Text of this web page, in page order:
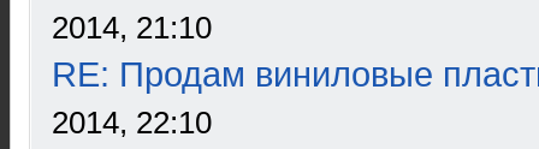
2014, 21:10
RE: Продам виниловые
2014, 22:10